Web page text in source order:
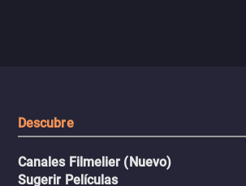
Descubre
Canales Filmelier (Nuevo)
Sugerir Películas